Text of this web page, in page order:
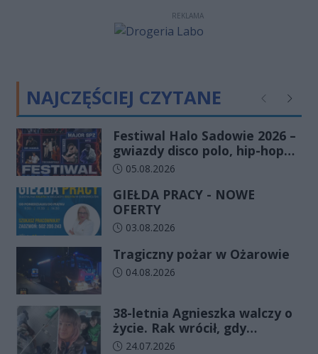
REKLAMA
NAJCZĘŚCIEJ CZYTANE Poprzednie
Festiwal Halo Sadowie 2026 –
gwiazdy disco polo, hip-hopu i
dobra zabawa dla całej
Data dodania artykułu:
05.08.2026
GIEŁDA PRACY - NOWE
OFERTY
Data dodania artykułu:
03.08.2026
Tragiczny pożar w Ożarowie
Data dodania artykułu:
04.08.2026
38-letnia Agnieszka walczy o
życie. Rak wrócił, gdy
wydawało się, że najgorsze
Data dodania artykułu:
24.07.2026